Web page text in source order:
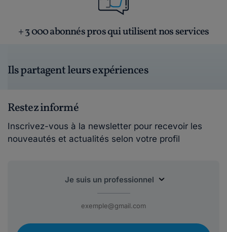
+ 3 000 abonnés pros qui utilisent nos services
Ils partagent leurs expériences
Restez informé
Inscrivez-vous à la newsletter pour recevoir les
nouveautés et actualités selon votre profil